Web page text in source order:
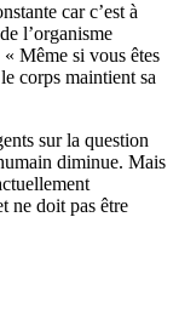
car c’est à
l’organisme
Même si vous êtes
corps maintient sa
sur la question
diminue. Mais
ne doit pas être